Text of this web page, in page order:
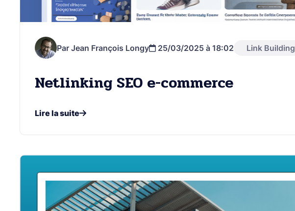
Par Jean François Longy 25/03/2025 à 18:02 Link Building
Netlinking SEO e-commerce
Lire la suite